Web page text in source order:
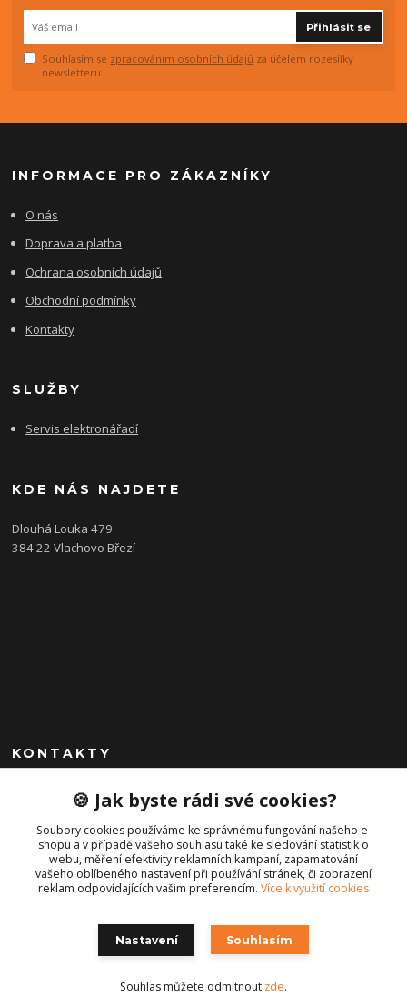
Přihlásit se
Souhlasím se zpracováním osobních údajů za účelem rozesílky
newsletteru.
INFORMACE PRO ZÁKAZNÍKY
O nás
Doprava a platba
Ochrana osobních údajů
Obchodní podmínky
Kontakty
SLUŽBY
Servis elektronářadí
KDE NÁS NAJDETE
Dlouhá Louka 479
384 22 Vlachovo Březí
KONTAKTY
+420 792 757 523
obchod@cajkservis.cz
🍪 Jak byste rádi své cookies?
Soubory cookies používáme ke správnému fungování našeho e-
shopu a v případě vašeho souhlasu také ke sledování statistik o
webu, měření efektivity reklamních kampaní, zapamatování
vašeho oblíbeného nastavení při používání stránek, či zobrazení
reklam odpovídajících vašim preferencím. Více k využití cookies
Nastavení Souhlasím
Souhlas můžete odmítnout zde.